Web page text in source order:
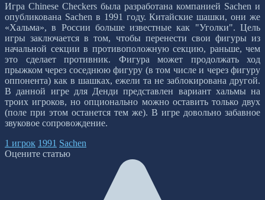
Игра Chinese Checkers была разработана компанией Sachen и
опубликована Sachen в 1991 году. Китайские шашки, они же
«Хальма», в России больше известные как "Уголки". Цель
игры заключается в том, чтобы перенести свои фигуры из
начальной секции в противоположную секцию, раньше, чем
это сделает противник. Фигура может продолжать ход
прыжком через соседнюю фигуру (в том числе и через фигуру
оппонента) как в шашках, ежели та не заблокирована другой.
В данной игре для Денди представлен вариант хальмы на
троих игроков, но опционально можно оставить только двух
(поле при этом останется тем же). В игре довольно забавное
звуковое сопровождение.
1 игрок 1991 Sachen
Оцените статью